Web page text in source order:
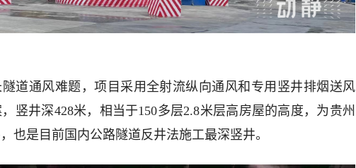
道通风难题，项目采用全射流纵向通风和专用竖井排烟送风
竖井深428米，相当于150多层2.8米层高房屋的高度，为贵州
也是目前国内公路隧道反井法施工最深竖井。